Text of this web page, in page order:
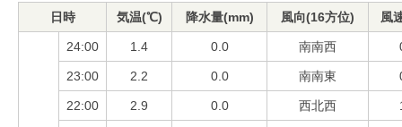
日時 気温(℃) 降水量(mm) 風向(16方位) 風
24:00 1.4 0.0 南南西
23:00 2.2 0.0 南南東
22:00 2.9 0.0 西北西